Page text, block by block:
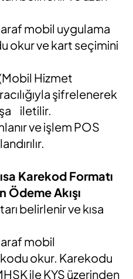
mobil uygulama
okur ve kart seçimini
Hizmet
şifrelenerek
iletilir.
ve işlem POS
Karekod Formatı
Ödeme Akışı
belirlenir ve kısa
mobil
okur. Karekodu
ile KYS üzerinden